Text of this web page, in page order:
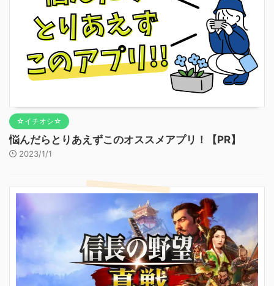
☆イチオシ☆
悩んだらとりあえずこのオススメアプリ！【PR】
2023/1/1